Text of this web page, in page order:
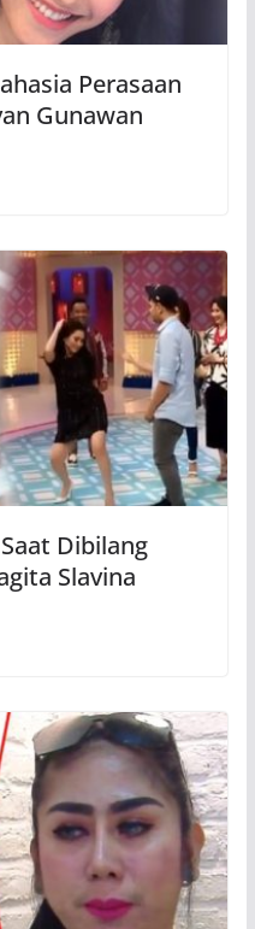
Perasaan
Gunawan
Dibilang
Slavina